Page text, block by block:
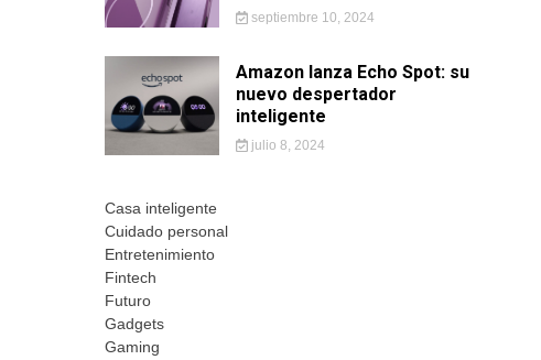
septiembre 10, 2024
Amazon lanza Echo Spot: su
nuevo despertador
inteligente
julio 8, 2024
Casa inteligente
Cuidado personal
Entretenimiento
Fintech
Futuro
Gadgets
Gaming